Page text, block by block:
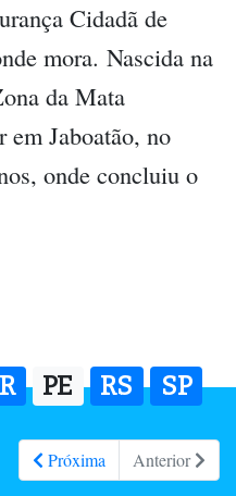
Cidadã de
mora. Nascida na
da Mata
em Jaboatão, no
onde concluiu o
PE RS SP
Próxima Anterior